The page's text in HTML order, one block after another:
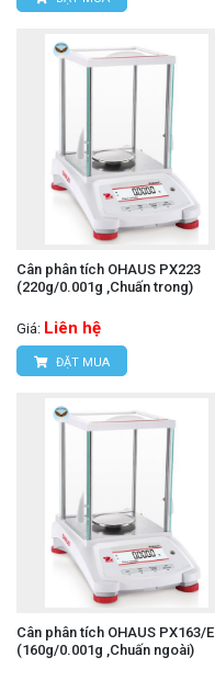
Cân phân tích OHAUS PX223
(220g/0.001g ,Chuấn trong)
Giá: Liên hệ
ĐẶT MUA
Cân phân tích OHAUS PX163/E
(160g/0.001g ,Chuấn ngoài)